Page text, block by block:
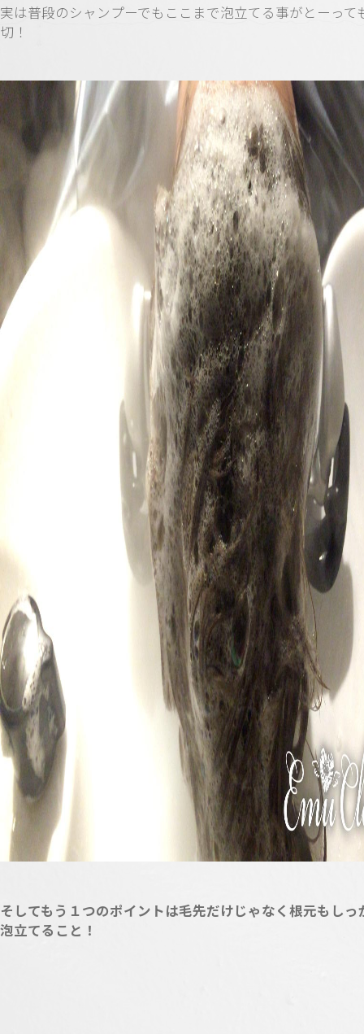
実は普段のシャンプーでもここまで泡立てる事がとーって
切！
そしてもう１つのポイントは毛先だけじゃなく根元もしっ
泡立てること！